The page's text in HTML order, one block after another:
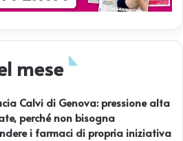
mese
Calvi di Genova: pressione alta
perché non bisogna
i farmaci di propria iniziativa